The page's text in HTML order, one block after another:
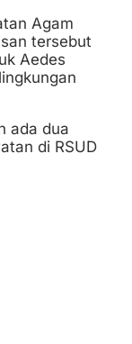
Agam
tersebut
Aedes
ada dua
di RSUD